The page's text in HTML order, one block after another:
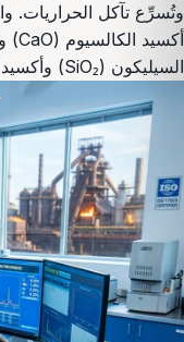
وتُسرِّع تآكل الحراريات.
السيليكون (SiO₂) وأكسيد الألومنيوم (Al₂O₃).